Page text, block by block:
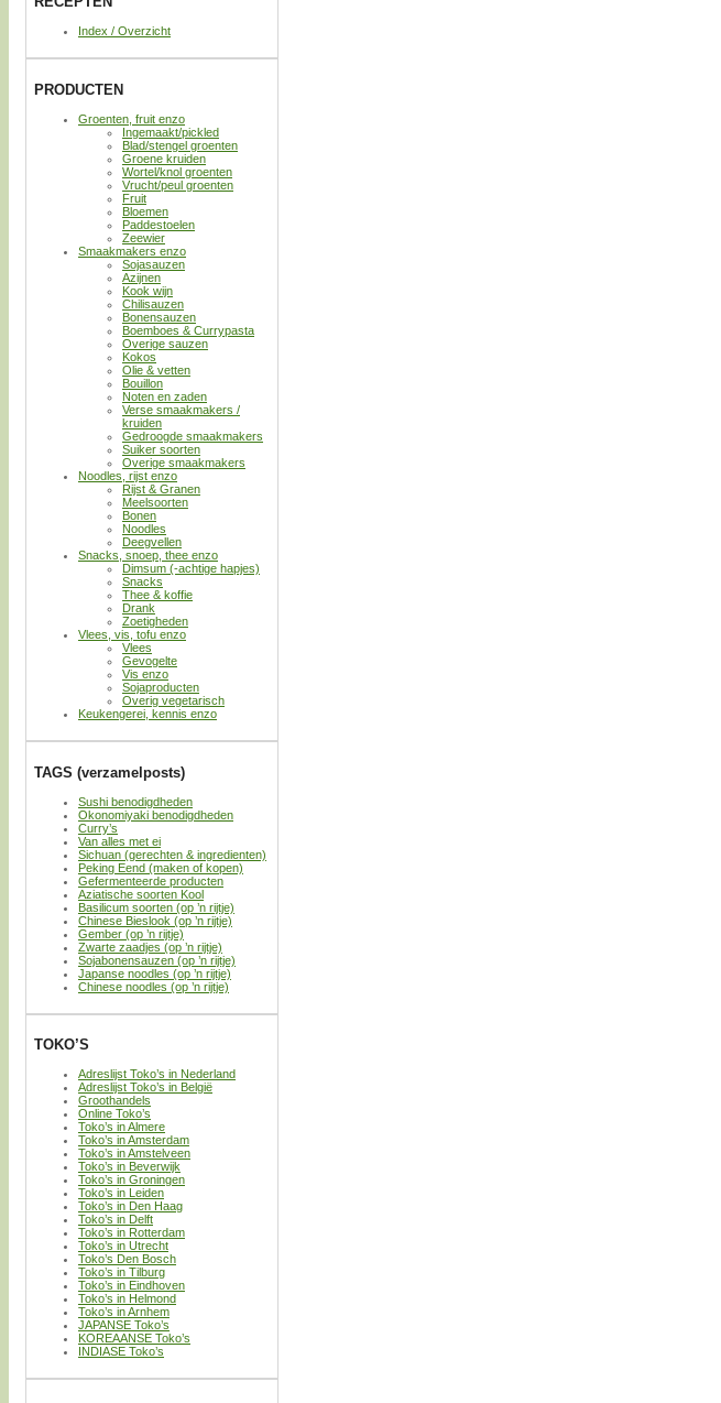
Index / Overzicht
PRODUCTEN
Groenten, fruit enzo
Ingemaakt/pickled
Blad/stengel groenten
Groene kruiden
Wortel/knol groenten
Vrucht/peul groenten
Fruit
Bloemen
Paddestoelen
Zeewier
Smaakmakers enzo
Sojasauzen
Azijnen
Kook wijn
Chilisauzen
Bonensauzen
Boemboes & Currypasta
Overige sauzen
Kokos
Olie & vetten
Bouillon
Noten en zaden
Verse smaakmakers /
kruiden
Gedroogde smaakmakers
Suiker soorten
Overige smaakmakers
Noodles, rijst enzo
Rijst & Granen
Meelsoorten
Bonen
Noodles
Deegvellen
Snacks, snoep, thee enzo
Dimsum (-achtige hapjes)
Snacks
Thee & koffie
Drank
Zoetigheden
Vlees, vis, tofu enzo
Vlees
Gevogelte
Vis enzo
Sojaproducten
Overig vegetarisch
Keukengerei, kennis enzo
TAGS (verzamelposts)
Sushi benodigdheden
Okonomiyaki benodigdheden
Curry’s
Van alles met ei
Sichuan (gerechten & ingredienten)
Peking Eend (maken of kopen)
Gefermenteerde producten
Aziatische soorten Kool
Basilicum soorten (op ’n rijtje)
Chinese Bieslook (op ’n rijtje)
Gember (op ’n rijtje)
Zwarte zaadjes (op ’n rijtje)
Sojabonensauzen (op ’n rijtje)
Japanse noodles (op ’n rijtje)
Chinese noodles (op ’n rijtje)
TOKO’S
Adreslijst Toko’s in Nederland
Adreslijst Toko’s in België
Groothandels
Online Toko’s
Toko’s in Almere
Toko’s in Amsterdam
Toko’s in Amstelveen
Toko’s in Beverwijk
Toko’s in Groningen
Toko’s in Leiden
Toko’s in Den Haag
Toko’s in Delft
Toko’s in Rotterdam
Toko’s in Utrecht
Toko’s Den Bosch
Toko’s in Tilburg
Toko’s in Eindhoven
Toko’s in Helmond
Toko’s in Arnhem
JAPANSE Toko’s
KOREAANSE Toko’s
INDIASE Toko’s